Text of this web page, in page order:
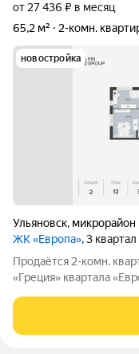
от 27 436 ₽ в месяц
65,2 м²
2-комн.
новостройка
Ульяновск,
ЖК «Европа», 3
Продаётся 2-комн.
«Греция» квартала «Европа».
Ульяновска. Здесь
уютный зелёный двор